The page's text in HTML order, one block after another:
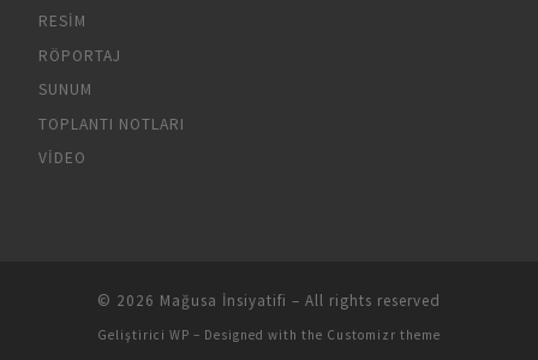
RESIM
RÖPORTAJ
SUNUM
TOPLANTI NOTLARI
VIDEO
© 2026 Mağusa İnsiyatifi – All rights reserved
Geliştirici WP – Designed with the Customizr theme